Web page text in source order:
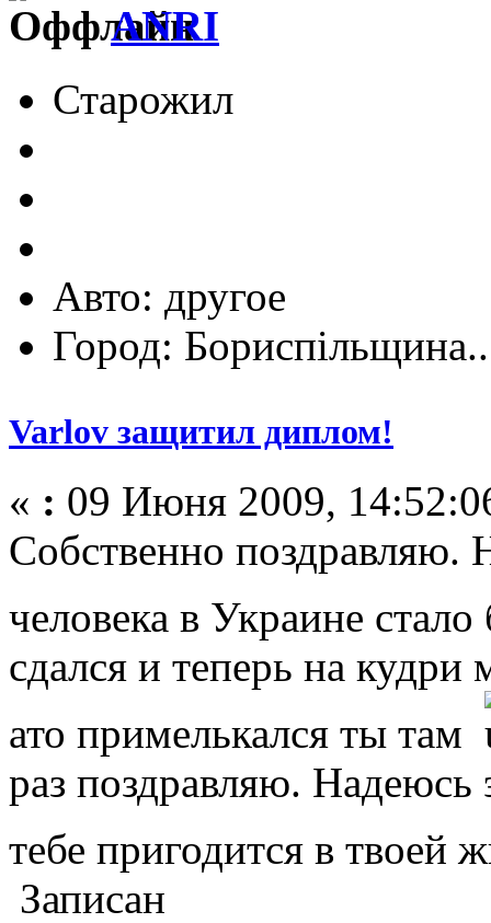
ANRI
Старожил
Авто: другое
Город:
Varlov защитил диплом!
« : 09 Июня 2009,
Собственно поздравляю.
человека в Украине
сдался и теперь на кудри
ато примелькался ты там
раз поздравляю. Надеюсь
тебе пригодится в твоей
Записан